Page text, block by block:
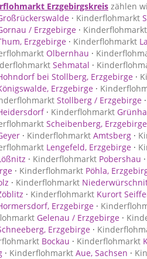
Erzgebirgskreis zählen
· Kinderflohmarkt
/ Erzgebirge · Kinderflohmarkt
Erzgebirge · Kinderflohmarkt
Olbernhau ·
Sehmatal ·
bei Stollberg, Erzgebirge ·
Erzgebirge ·
Stollberg / Erzgebirge ·
· Kinderflohmarkt
Scheibenberg, Erzgebirge
· Kinderflohmarkt Amtsberg ·
Lengefeld, Erzgebirge ·
· Kinderflohmarkt Pobershau ·
· Kinderflohmarkt Pöhla,
· Kinderflohmarkt
· Kinderflohmarkt Kurort
Erzgebirge ·
Gelenau / Erzgebirge ·
Erzgebirge ·
Bockau · Kinderflohmarkt
· Kinderflohmarkt Aue, Sachsen ·